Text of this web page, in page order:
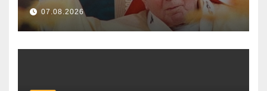
07.08.2026